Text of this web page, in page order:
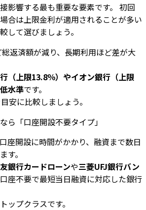
影響する最も重要な要素です。 初回
合は上限金利が適用されることが多い
して選びましょう。
返済額が減り、長期利用ほど差が大
（上限13.8％）やイオン銀行（上限
水準です。
安に比較しましょう。
ら「口座開設不要タイプ」
座開設に時間がかかり、融資まで数日
す。
銀行カードローンや三菱UFJ銀行バン
座不要で最短当日融資に対応した銀行
ップクラスです。